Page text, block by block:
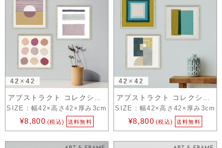
SIZE：幅42×高さ42×厚み3cm
¥8,800 (税込) 送料無料
SIZE：幅42×高さ42×厚み3cm
¥8,800 (税込) 送料無料